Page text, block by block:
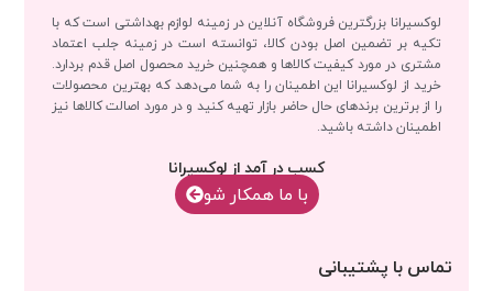
لوکسیرانا بزرگترین فروشگاه آنلاین در زمینه لوازم بهداشتی است که با
تکیه بر تضمین اصل بودن کالا، توانسته است در زمینه جلب اعتماد
مشتری در مورد کیفیت کالاها و همچنین خرید محصول اصل قدم بردارد.
خرید از لوکسیرانا این اطمینان را به شما می‌دهد که بهترین محصولات
را از برترین برندهای حال حاضر بازار تهیه کنید و در مورد اصالت کالاها نیز
اطمینان داشته باشید.
کسب در آمد از لوکسیرانا
با‌‌ ما همکار شو
تماس با پشتیبانی